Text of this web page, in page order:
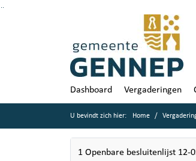
Dashboard Vergaderingen
U bevindt zich hier: Home
1 Openbare besluitenlijst 12-